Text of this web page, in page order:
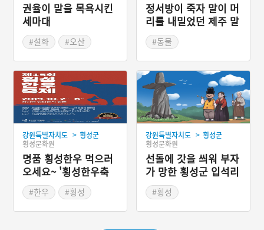
권율이 말을 목욕시킨
세마대
#설화
#오산
#경기도 설화
#오산 가볼만한곳
정서방이 죽자 말이 머
리를 내밀었던 제주 말
머리
#동물
강원특별자치도 > 횡성군
횡성문화원
명품 횡성한우 먹으러
오세요~ '횡성한우축
제'#한우
#횡성
강원특별자치도 > 횡성군
횡성문화원
선돌에 갓을 씌워 부자
가 망한 횡성군 입석리
#횡성